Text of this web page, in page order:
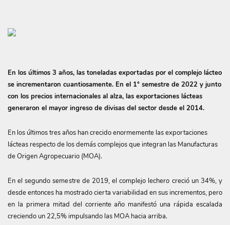
En los últimos 3 años, las toneladas exportadas por el complejo lácteo
se incrementaron cuantiosamente. En el 1° semestre de 2022 y junto
con los precios internacionales al alza, las exportaciones lácteas
generaron el mayor ingreso de divisas del sector desde el 2014.
En los últimos tres años han crecido enormemente las exportaciones
lácteas respecto de los demás complejos que integran las Manufacturas
de Origen Agropecuario (MOA).
En el segundo semestre de 2019, el complejo lechero creció un 34%, y
desde entonces ha mostrado cierta variabilidad en sus incrementos, pero
en la primera mitad del corriente año manifestó una rápida escalada
creciendo un 22,5% impulsando las MOA hacia arriba.